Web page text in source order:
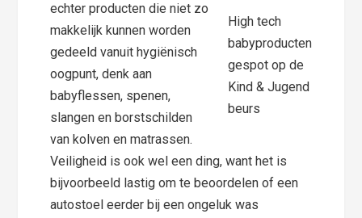
High tech
babyproducten
gespot op de
Kind & Jugend
beurs
echter producten die niet zo
makkelijk kunnen worden
gedeeld vanuit hygiënisch
oogpunt, denk aan
babyflessen, spenen,
slangen en borstschilden
van kolven en matrassen.
Veiligheid is ook wel een ding, want het is
bijvoorbeeld lastig om te beoordelen of een
autostoel eerder bij een ongeluk was